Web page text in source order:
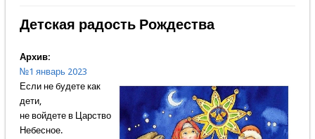
Детская радость Рождества
Архив:
№1 январь 2023
Если не будете как
дети,
не войдете в Царство
Небесное.